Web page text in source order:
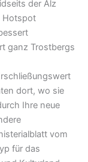
der Alz
Hotspot
ganz Trostbergs
dort, wo sie
Ihre neue
vom
für das